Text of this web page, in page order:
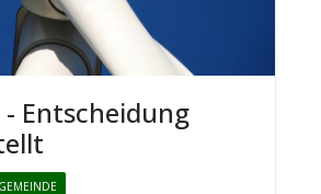
Ent­schei­dung
GEMEINDE